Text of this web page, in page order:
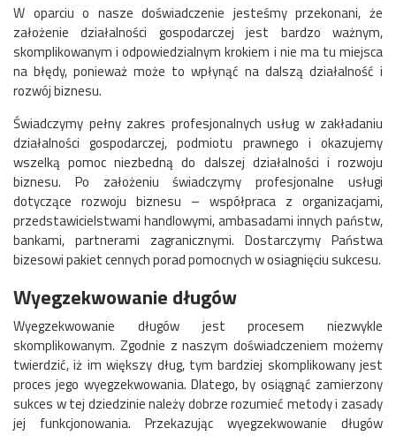
W oparciu o nasze doświadczenie jesteśmy przekonani, że
założenie działalności gospodarczej jest bardzo ważnym,
skomplikowanym i odpowiedzialnym krokiem i nie ma tu miejsca
na błędy, ponieważ może to wpłynąć na dalszą działalność i
rozwój biznesu.
Świadczymy pełny zakres profesjonalnych usług w zakładaniu
działalności gospodarczej, podmiotu prawnego i okazujemy
wszelką pomoc niezbedną do dalszej działalności i rozwoju
biznesu. Po założeniu świadczymy profesjonalne usługi
dotyczące rozwoju biznesu – współpraca z organizacjami,
przedstawicielstwami handlowymi, ambasadami innych państw,
bankami, partnerami zagranicznymi. Dostarczymy Państwa
bizesowi pakiet cennych porad pomocnych w osiagnięciu sukcesu.
Wyegzekwowanie długów
Wyegzekwowanie długów jest procesem niezwykle
skomplikowanym. Zgodnie z naszym doświadczeniem możemy
twierdzić, iż im większy dług, tym bardziej skomplikowany jest
proces jego wyegzekwowania. Dlatego, by osiągnąć zamierzony
sukces w tej dziedzinie należy dobrze rozumieć metody i zasady
jej funkcjonowania. Przekazując wyegzekwowanie długów